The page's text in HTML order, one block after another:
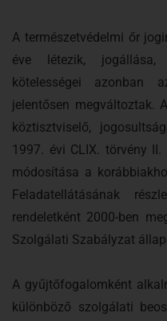
A természetvédelmi őr
éve létezik,
kötelességei azonban
jelentősen megváltoztak.
köztisztviselő,
1997. évi CLIX. törvény
módosítása a
Feladatellátásának
rendeletként 2000-ben
Szolgálati Szabályzat
A gyűjtőfogalomként
különböző szolgálati